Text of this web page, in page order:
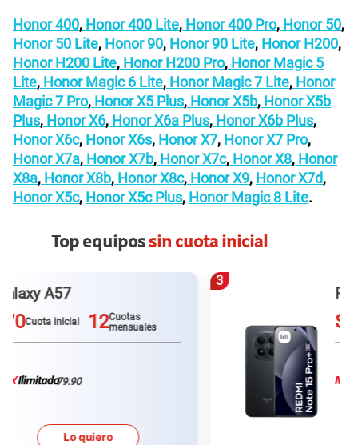
Honor 400, Honor 400 Lite, Honor 400 Pro, Honor 50,
Honor 50 Lite, Honor 90, Honor 90 Lite, Honor H200,
Honor H200 Lite, Honor H200 Pro, Honor Magic 5
Lite, Honor Magic 6 Lite, Honor Magic 7 Lite, Honor
Magic 7 Pro, Honor X5 Plus, Honor X5b, Honor X5b
Plus, Honor X6, Honor X6a Plus, Honor X6b Plus,
Honor X6c, Honor X6s, Honor X7, Honor X7 Pro,
Honor X7a, Honor X7b, Honor X7c, Honor X8, Honor
X8a, Honor X8b, Honor X8c, Honor X9, Honor X7d,
Honor X5c, Honor X5c Plus, Honor Magic 8 Lite.
Top equipossin cuota inicial
Redmi Note 15 pro plus
S/0 12mensuales